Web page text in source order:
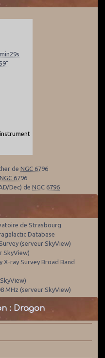
de NGC 6796
NGC 6796
Dec) de NGC 6796
de Strasbourg
Database
(serveur SkyView)
SkyView)
X-ray Survey Broad Band
MHz (serveur SkyView)
: Dragon